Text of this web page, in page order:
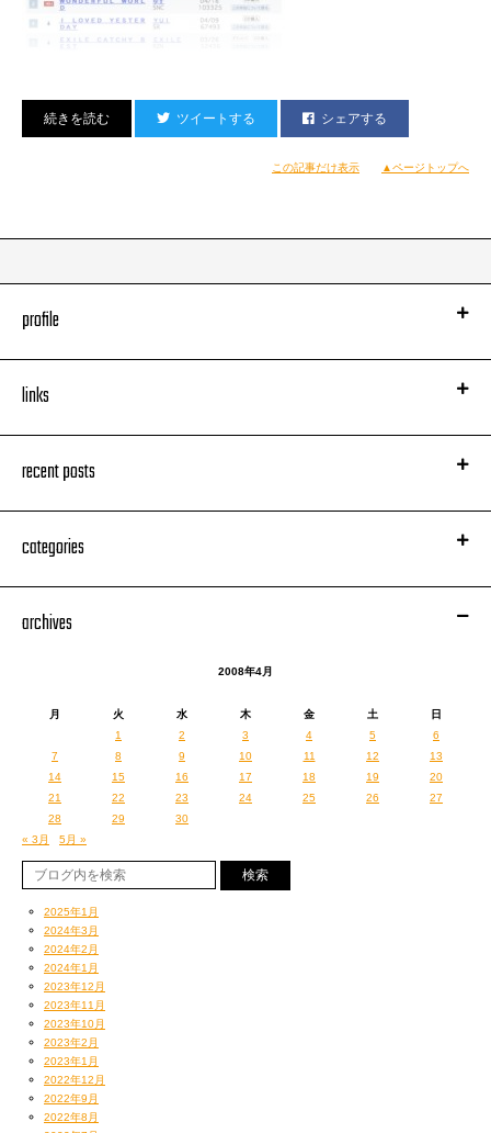
先日、魚河岸職人&旧友と酒を酌み交わしました。
でわでわ♪
ということで今週土曜の『タマフル』では、
http://www.tbsradio.jp/utamaru/index.html
ちなみにこの番組、
（特に前回の細田さんゲスト時のは悪質だった！）。
本日、
『マブ論』単行本用に収録してきた
質問に集中し過ぎていたせいか、
というわけで、
写真および情報はまた追って！
（宇多丸）
ツイートする シェアする
この記事だけ表示 ▲ページトップへ
profile
links
recent posts
categories
archives
2008年4月
月 火 水 木 金 土
日
1
2 3 4 5
6
7
8 9 10 11 12
13
14
15 16 17 18 19
20
21
22 23 24 25 26
27
28
29
30
« 3月
5月 »
2025年1月
2024年3月
2024年2月
2024年1月
2023年12月
2023年11月
2023年10月
2023年2月
2023年1月
2022年12月
2022年9月
2022年8月